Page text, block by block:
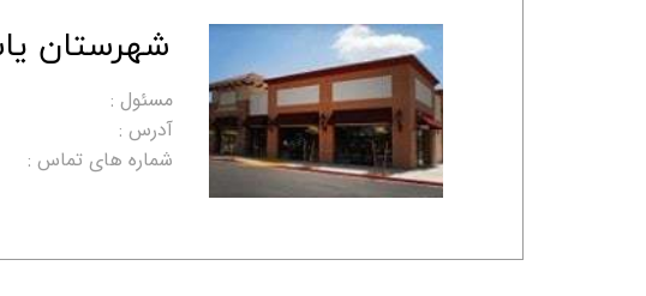
شهرستان
مسئول :
آدرس :
شماره های تماس :